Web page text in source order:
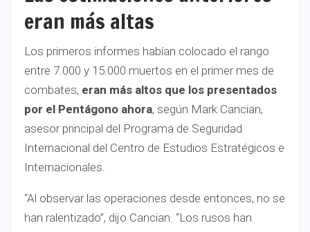
eran más altas
Los primeros informes habían colocado el rango
entre 7.000 y 15.000 muertos en el primer mes de
combates, eran más altos que los presentados
por el Pentágono ahora, según Mark Cancian,
asesor principal del Programa de Seguridad
Internacional del Centro de Estudios Estratégicos e
Internacionales.
“Al observar las operaciones desde entonces, no se
han ralentizado”, dijo Cancian. “Los rusos han